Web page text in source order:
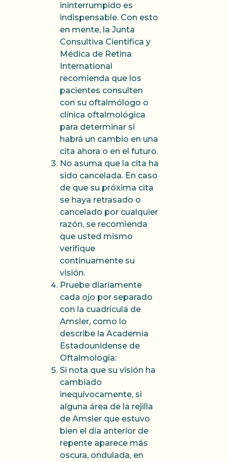
ininterrumpido es
indispensable. Con esto
en mente, la Junta
Consultiva Científica y
Médica de Retina
International
recomienda que los
pacientes consulten
con su oftalmólogo o
clínica oftalmológica
para determinar si
habrá un cambio en una
cita ahora o en el futuro.
No asuma que la cita ha
sido cancelada. En caso
de que su próxima cita
se haya retrasado o
cancelado por cualquier
razón, se recomienda
que usted mismo
verifique
continuamente su
visión.
Pruebe diariamente
cada ojo por separado
con la cuadrícula de
Amsler, como lo
describe la Academia
Estadounidense de
Oftalmología:
Si nota que su visión ha
cambiado
inequívocamente, si
alguna área de la rejilla
de Amsler que estuvo
bien el día anterior de
repente aparece más
oscura, ondulada, en